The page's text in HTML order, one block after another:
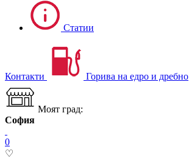
Статии
Контакти Горива на едро и дребно
Моят град:
София
0
♡